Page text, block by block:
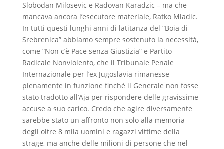
Slobodan Milosevic e Radovan Karadzic – ma che
mancava ancora l’esecutore materiale, Ratko Mladic.
In tutti questi lunghi anni di latitanza del “Boia di
Srebrenica” abbiamo sempre sostenuto la necessità,
come “Non c’è Pace senza Giustizia” e Partito
Radicale Nonviolento, che il Tribunale Penale
Internazionale per l’ex Jugoslavia rimanesse
pienamente in funzione finché il Generale non fosse
stato tradotto all’Aja per rispondere delle gravissime
accuse a suo carico. Credo che agire diversamente
sarebbe stato un affronto non solo alla memoria
degli oltre 8 mila uomini e ragazzi vittime della
strage, ma anche delle milioni di persone che nel